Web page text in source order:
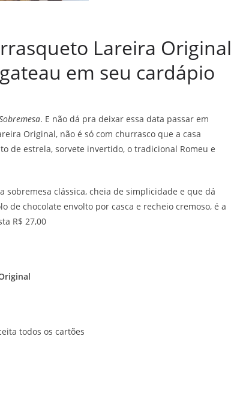
Lareira Original
em seu cardápio
. E não dá pra deixar essa data passar em
Original, não é só com churrasco que a casa
de estrela, sorvete invertido, o tradicional Romeu e
sobremesa clássica, cheia de simplicidade e que dá
de chocolate envolto por casca e recheio cremoso, é a
R$ 27,00
todos os cartões